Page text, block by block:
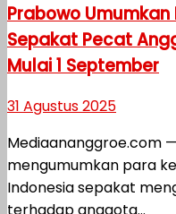
Prabowo
Sepakat Pecat
Mulai 1 September
31 Agustus 2025
Mediaananggroe.com
mengumumkan para
Indonesia sepakat